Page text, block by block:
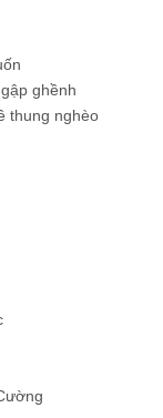
ghềnh
thung nghèo